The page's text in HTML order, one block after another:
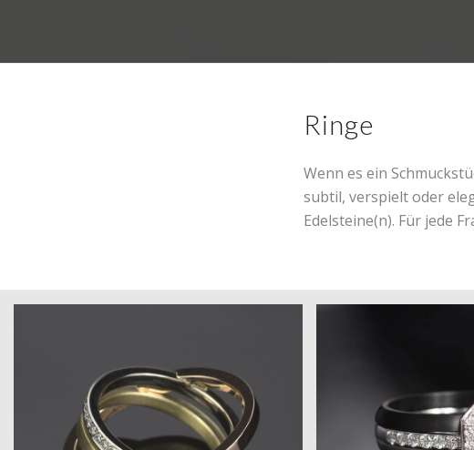
Ringe
Wenn es ein
subtil, verspielt oder
Edelsteine(n). Für jede